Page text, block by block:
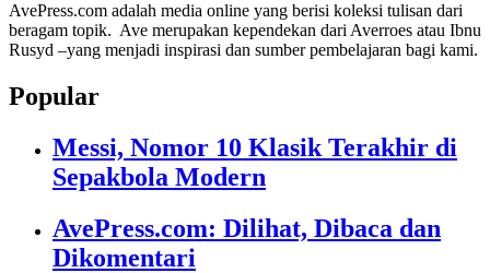
AvePress.com adalah media online yang berisi koleksi tulisan dari
beragam topik. Ave merupakan kependekan dari Averroes atau Ibnu
Rusyd –yang menjadi inspirasi dan sumber pembelajaran bagi kami.
Popular
Messi, Nomor 10 Klasik Terakhir di
Sepakbola Modern
AvePress.com: Dilihat, Dibaca dan
Dikomentari